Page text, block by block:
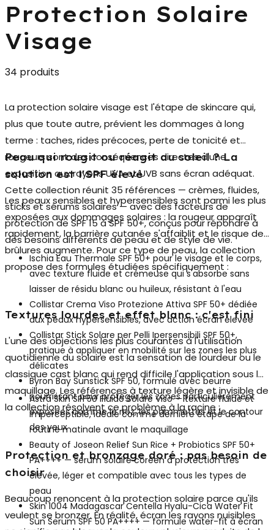
Protection Solaire
Visage
34 produits
La protection solaire visage est l'étape de skincare qui,
plus que toute autre, prévient les dommages à long
terme : taches, rides précoces, perte de tonicité et
rougeurs sont des conséquences directes d'une
exposition aux rayons UVA et UVB sans écran adéquat.
Cette collection réunit 35 références — crèmes, fluides,
sticks et sérums solaires — avec des facteurs de
protection de SPF 15 à SPF 50+, conçus pour répondre à
des besoins différents de peau et de style de vie.
Peau qui rougit ou réagit au soleil ? La
solution est l'SPF élevé
Les peaux sensibles et hypersensibles sont parmi les plus
exposées aux dommages solaires : la rougeur apparaît
rapidement, la barrière cutanée s'affaiblit et le risque de
brûlures augmente. Pour ce type de peau, la collection
propose des formules étudiées spécifiquement :
Ischia Eau Thermale SPF 50+ pour le visage et le corps,
avec texture fluide et crémeuse qui s'absorbe sans
laisser de résidu blanc ou huileux, résistant à l'eau
Collistar Crema Viso Protezione Attiva SPF 50+ dédiée
aux peaux hypersensibles, avec action écran élevée
Collistar Stick Solare per Pelli Ipersensibili SPF 50+,
pratique à appliquer en mobilité sur les zones les plus
délicates
Byron Bay Sunstick SPF 50, formulé avec beurre
nourrissant pour protéger les zones particulièrement
exposées comme le nez, les pommettes et le contour
des yeux
Textures lourdes et effet blanc : c'est fini
L'une des objections les plus courantes à l'utilisation
quotidienne du solaire est la sensation de lourdeur ou le
classique cast blanc qui rend difficile l'application sous le
maquillage. Les références à texture légère et invisible de
la collection résolvent ce problème à la racine :
Astra Skin SPF50 Fluido Solare Viso— texture fluide et
imperceptible, idéale comme dernière étape de la
routine matinale avant le maquillage
Beauty of Joseon Relief Sun Rice + Probiotics SPF 50+
PA++++— sérum solaire coréen à protection très
élevée, léger et compatible avec tous les types de
peau
Skin 1004 Madagascar Centella Hyalu-Cica Water Fit
Sun Serum SPF 50 PA++++— formule water-fit à écran
Protection et bronzage doré : pas besoin de
choisir
Beaucoup renoncent à la protection solaire parce qu'ils
veulent se bronzer. En réalité, écran les rayons nuisibles